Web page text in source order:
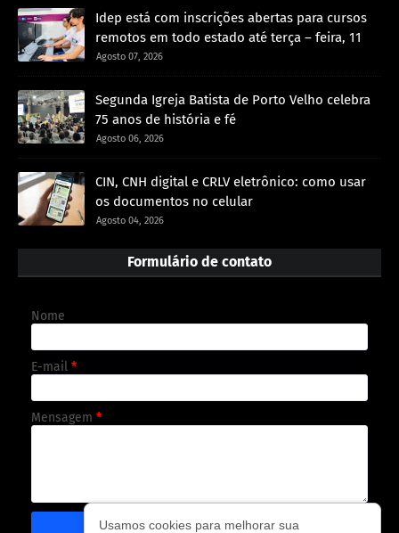
Idep está com inscrições abertas para cursos
remotos em todo estado até terça – feira, 11
Agosto 07, 2026
Segunda Igreja Batista de Porto Velho celebra
75 anos de história e fé
Agosto 06, 2026
CIN, CNH digital e CRLV eletrônico: como usar
os documentos no celular
Agosto 04, 2026
Formulário de contato
Nome
E-mail *
Mensagem *
Usamos cookies para melhorar sua